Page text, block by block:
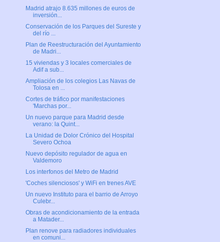
Madrid atrajo 8.635 millones de euros de
inversión...
Conservación de los Parques del Sureste y
del río ...
Plan de Reestructuración del Ayuntamiento
de Madri...
15 viviendas y 3 locales comerciales de
Adif a sub...
Ampliación de los colegios Las Navas de
Tolosa en ...
Cortes de tráfico por manifestaciones
'Marchas por...
Un nuevo parque para Madrid desde
verano: la Quint...
La Unidad de Dolor Crónico del Hospital
Severo Ochoa
Nuevo depósito regulador de agua en
Valdemoro
Los interfonos del Metro de Madrid
'Coches silenciosos' y WiFi en trenes AVE
Un nuevo Instituto para el barrio de Arroyo
Culebr...
Obras de acondicionamiento de la entrada
a Matader...
Plan renove para radiadores individuales
en comuni...